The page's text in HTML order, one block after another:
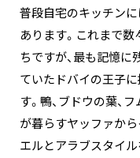
普段自宅のキッチン
あります。これまで
ちですが、最も記憶に
ていたドバイの王子
す。鴨、ブドウの葉、
が暮らすヤッファか
エルとアラブスタイル